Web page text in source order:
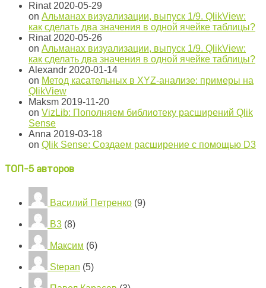
Rinat 2020-05-29
on Альманах визуализации, выпуск 1/9. QlikView:
как сделать два значения в одной ячейке таблицы?
Rinat 2020-05-26
on Альманах визуализации, выпуск 1/9. QlikView:
как сделать два значения в одной ячейке таблицы?
Alexandr 2020-01-14
on Метод касательных в XYZ-анализе: примеры на
QlikView
Maksm 2019-11-20
on VizLib: Пополняем библиотеку расширений Qlik
Sense
Anna 2019-03-18
on Qlik Sense: Создаем расширение с помощью D3
ТОП-5 авторов
Василий Петренко (9)
B3 (8)
Максим (6)
Stepan (5)